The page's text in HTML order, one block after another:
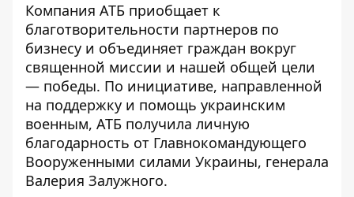
Компания АТБ приобщает к
благотворительности партнеров по
бизнесу и объединяет граждан вокруг
священной миссии и нашей общей цели
— победы. По инициативе, направленной
на поддержку и помощь украинским
военным, АТБ получила личную
благодарность от Главнокомандующего
Вооруженными силами Украины, генерала
Валерия Залужного.